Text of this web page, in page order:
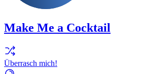
Make Me a Cocktail
Überrasch mich!